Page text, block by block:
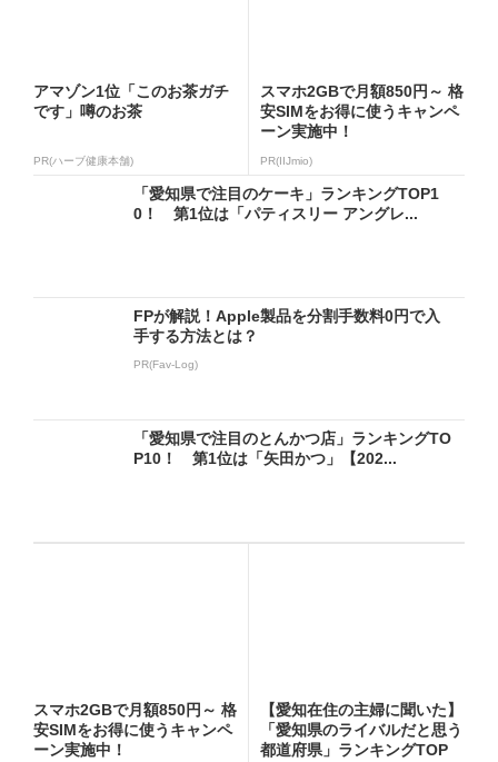
アマゾン1位「このお茶ガチ
です」噂のお茶
PR(ハーブ健康本舗)
スマホ2GBで月額850円～ 格
安SIMをお得に使うキャンペ
ーン実施中！
PR(IIJmio)
「愛知県で注目のケーキ」ランキングTOP1
0！ 第1位は「パティスリー アングレ...
FPが解説！Apple製品を分割手数料0円で入
手する方法とは？
PR(Fav-Log)
「愛知県で注目のとんかつ店」ランキングTO
P10！ 第1位は「矢田かつ」【202...
スマホ2GBで月額850円～ 格
安SIMをお得に使うキャンペ
ーン実施中！
【愛知在住の主婦に聞いた】
「愛知県のライバルだと思う
都道府県」ランキングTOP